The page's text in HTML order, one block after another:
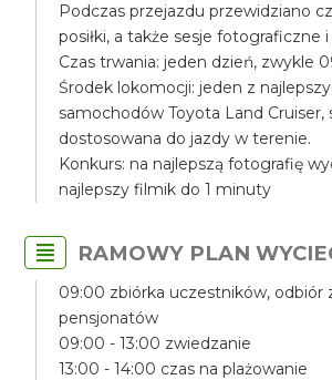
Podczas przejazdu przewidziano
posiłki, a także sesje fotograficzne
Czas trwania: jeden dzień, zwykle
Środek lokomocji: jeden z
samochodów Toyota Land Cruiser,
dostosowana do jazdy w terenie.
Konkurs: na najlepszą fotografię
najlepszy filmik do 1 minuty
RAMOWY PLAN
09:00 zbiórka uczestników, odbiór
pensjonatów
09:00 - 13:00 zwiedzanie
13:00 - 14:00 czas na plażowanie